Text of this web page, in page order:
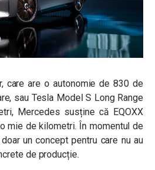
care are o autonomie de 830 de
sau Tesla Model S Long Range
Mercedes susține că EQOXX
mie de kilometri. În momentul de
un concept pentru care nu au
de producție.